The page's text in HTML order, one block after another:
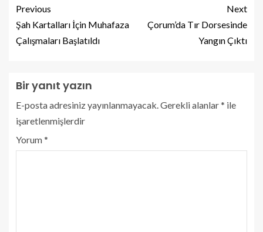
Previous
Şah Kartalları İçin Muhafaza
Çalışmaları Başlatıldı
Next
Çorum’da Tır Dorsesinde
Yangın Çıktı
Bir yanıt yazın
E-posta adresiniz yayınlanmayacak. Gerekli alanlar* ile
işaretlenmişlerdir
Yorum*